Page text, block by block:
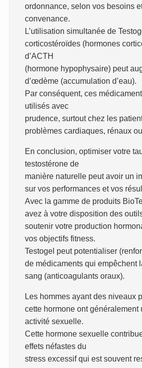
ordonnance, selon vos besoins
convenance.
L’utilisation simultanée de
corticostéroïdes (hormones
d’ACTH
(hormone hypophysaire) peut
d’œdème (accumulation d’eau).
Par conséquent, ces
utilisés avec
prudence, surtout chez les
problèmes cardiaques, rénaux
En conclusion, optimiser votre
testostérone de
manière naturelle peut avoir un
sur vos performances et vos
Avec la gamme de produits
avez à votre disposition des
soutenir votre production
vos objectifs fitness.
Testogel peut potentialiser
de médicaments qui empêchent
sang (anticoagulants oraux).
Les hommes ayant des niveaux
cette hormone ont généralement
activité sexuelle.
Cette hormone sexuelle
effets néfastes du
stress excessif qui est souvent